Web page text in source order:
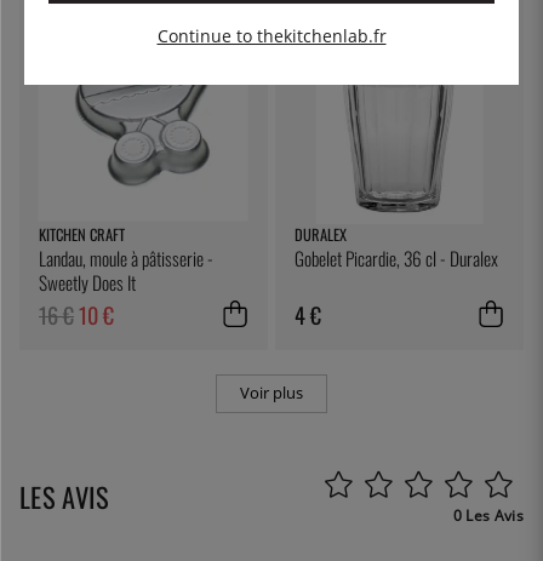
KITCHEN CRAFT
Landau, moule à pâtisserie -
Sweetly Does It
16 €10 €
DURALEX
Gobelet Picardie, 36 cl - Duralex
4 €
Voir plus
LES AVIS 0 Les Avis
Continue to thekitchenlab.fr